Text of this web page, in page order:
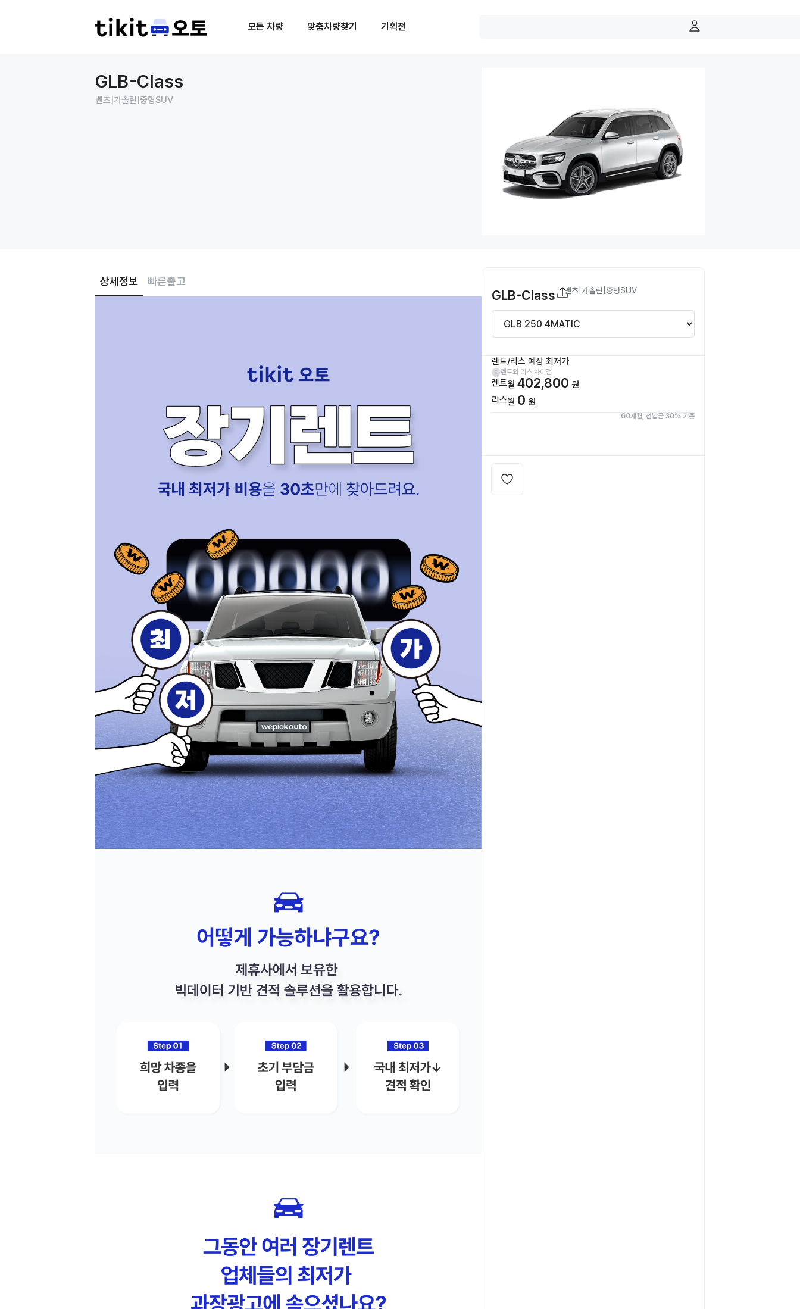
모든 차량 맞춤차량찾기 기획전
GLB-Class
벤츠 가솔린 중형SUV
상세정보 빠른출고
GLB-Class 벤츠 |가솔린 중형SUV
렌트/리스 예상 최저가
렌트와 리스 차이점
렌트월 402,800 원
리스월 0 원
60개월, 선납금 30% 기준